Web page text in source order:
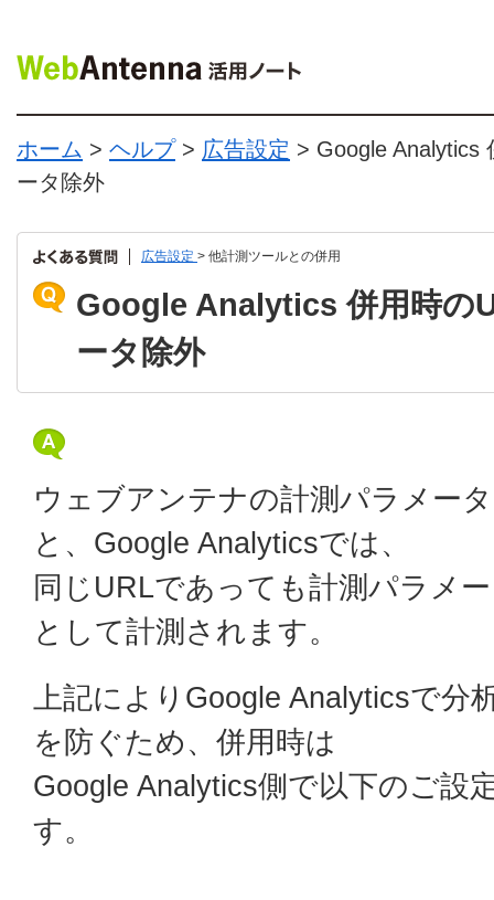
ホーム > ヘルプ> 広告設定 > Google Analytics
ータ除外
広告設定 > 他計測ツールとの併用
Google Analytics 併用時の
ータ除外
ウェブアンテナの計測パラメー
と、Google Analyticsでは、
同じURLであっても計測パラメ
として計測されます。
上記によりGoogle Analyticsで分
を防ぐため、併用時は
Google Analytics側で以下のご設
す。